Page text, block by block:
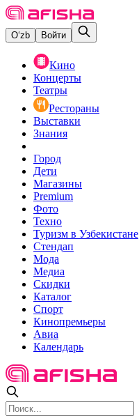
O‘zb Войти
Кино
Концерты
Театры
Рестораны
Выставки
Знания
Город
Дети
Магазины
Premium
Фото
Техно
Туризм в Узбекистане
Стендап
Мода
Медиа
Скидки
Каталог
Спорт
Кинопремьеры
Авиа
Календарь